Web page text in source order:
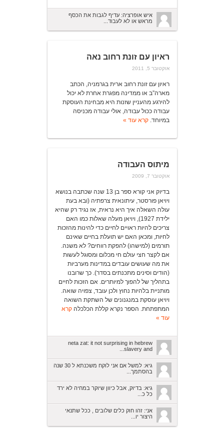
איש אופרציה: עדיף לגבות את הכסף
מראש או לא לעבוד...
ראיון עם זונת רחוב נאה
אוקטובר 5, 2011
ראיון עם זונת רחוב ארית בגרמניה, הכתב
מארה”ב או ממדינה מפגרת אחרת לא יכול
להירגע מהעניין שזנות היא מבחינת העוסקת
עבודה ככול עבודה, אולי עבודה מכניסה
במיוחד.קרא עוד »
מיתוס העבודה
אוקטובר 7, 2009
בדיוק אני קורא ספר בן 13 שנה שכתבה בנושא
ויויאן פורסטר, עיתונאית צרפתיה (ובא בעת
עולה השאלה איך היא נראית, אז נגיד רק שהיא
ילידת 1927), ויויאן מעלה שאלות כמו האם
צריכים להיות ראויים לחיים כדי להינות מהזכות
לחיות, ומכאן האם יש תועלת בחיים שאינם
תורמים (למישהו) להפקת רווחים? לא משנה.
אם לקצר חצי עולם חי מכלום ומסוגל לעשות
את מה שעושים עובדים במדינות מערביות
(הודים וסינים מתכנתים בסדר). כך שרובנו
בתהליך של להפוך למיותרים. אם הזכות לחיים
מותניית בלהיות נחוץ ולכן עובד, צפויה שואה.
ויויאן עוסקת במנגנונים של השתקת השואה
המתפתחת. הספר נקרא קללת הכלכלהקרא
עוד »
neta zat: it not surprising in hebrew
slavery and...
גיא: למשל אם אני לוקח משכנתא ל 30 שנה
בהסתמך...
גיא: בדיוק, אבל כיוון שיוקר במחיה לא ירד
כל כ...
אני: זהו חוק כלים שלובים , ככל שתנאי
היצור יו...